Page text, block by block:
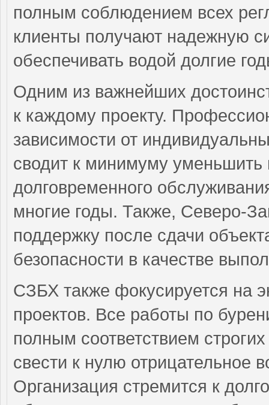
полным соблюдением всех
клиенты получают надежную
обеспечивать водой долгие
Одним из важнейших
к каждому проекту.
зависимости от
сводит к минимуму
долговременного
многие годы. Также, Северо-
поддержку после сдачи
безопасности в качестве
СЗБХ также фокусируется на
проектов. Все работы по
полным соответствием
свести к нулю отрицательное
Организация стремится к